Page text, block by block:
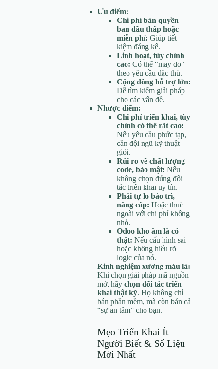
Ưu điểm:
Chi phí bản quyền
ban đầu thấp hoặc
miễn phí: Giúp tiết
kiệm đáng kể.
Linh hoạt, tùy chỉnh
cao: Có thể “may đo”
theo yêu cầu đặc thù.
Cộng đồng hỗ trợ lớn:
Dễ tìm kiếm giải pháp
cho các vấn đề.
Nhược điểm:
Chi phí triển khai, tùy
chỉnh có thể rất cao:
Nếu yêu cầu phức tạp,
cần đội ngũ kỹ thuật
giỏi.
Rủi ro về chất lượng
code, bảo mật: Nếu
không chọn đúng đối
tác triển khai uy tín.
Phải tự lo bảo trì,
nâng cấp: Hoặc thuê
ngoài với chi phí không
nhỏ.
Odoo kho âm là có
thật: Nếu cấu hình sai
hoặc không hiểu rõ
logic của nó.
Kinh nghiệm xương máu là:
Khi chọn giải pháp mã nguồn
mở, hãy chọn đối tác triển
khai thật kỹ. Họ không chỉ
bán phần mềm, mà còn bán cả
“sự an tâm” cho bạn.
Mẹo Triển Khai Ít
Người Biết & Số Liệu
Mới Nhất